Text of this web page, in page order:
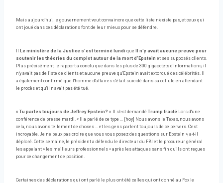
Mais aujourd'hui, le gouvernement veut convaincre que cette liste n'existe pas, et ceux qui
ont joué dans ces déclarations font de leur mieux pour se défendre.
Le ministère de la Justice s'est terminé lundi que
Il n'y avait aucune preuve pour
soutenir les théories du complot autour de la mort d'Epstein et ses supposés clients.
Plus précisément, le rapport a conclu que dans les plus de 300 gigaoctets d'informations, il
n'y avait pas de liste de clients et aucune preuve qu'Epstein avait extorqué des célébrités. Il
a également confirmé que l'homme d'affaires s'était suicidé dans sa cellule en attendant
le procès et qu'il n'avait pas été tué.
« Tu parles toujours de Jeffrey Epstein? » Il s'est demandé Trump fracté Lors d'une
conférence de presse mardi. « Il a parlé de ce type … [hoy] Nous avons le Texas, nous avons
cela, nous avons tellement de choses … et les gens parlent toujours de ce pervers. C'est
incroyable. Je ne peux pas croire que vous vous posez des questions sur Epstein », a-t-il
déploré. Cette semaine, le président a défendu le directeur du FBI et le procureur général
les appelant » les meilleurs professionnels « après les attaques sans fin qu'ils ont reçues
pour ce changement de position.
Certaines des déclarations qui ont parlé le plus ont été celles qui ont donné au Fox le